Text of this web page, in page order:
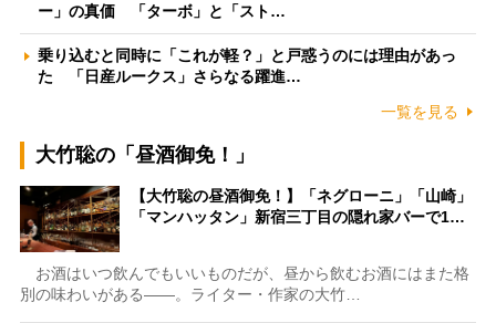
ー」の真価 「ターボ」と「スト…
乗り込むと同時に「これが軽？」と戸惑うのには理由があっ
た 「日産ルークス」さらなる躍進…
一覧を見る
大竹聡の「昼酒御免！」
【大竹聡の昼酒御免！】「ネグローニ」「山崎」
「マンハッタン」新宿三丁目の隠れ家バーで1…
お酒はいつ飲んでもいいものだが、昼から飲むお酒にはまた格
別の味わいがある――。ライター・作家の大竹…